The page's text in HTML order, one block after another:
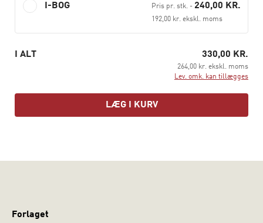
I-BOG Pris pr. stk.- 240,00 KR.
192,00 kr. ekskl. moms
I ALT 330,00 KR.
264,00 kr. ekskl. moms
Lev. omk. kan tillægges
LÆG I KURV
Forlaget